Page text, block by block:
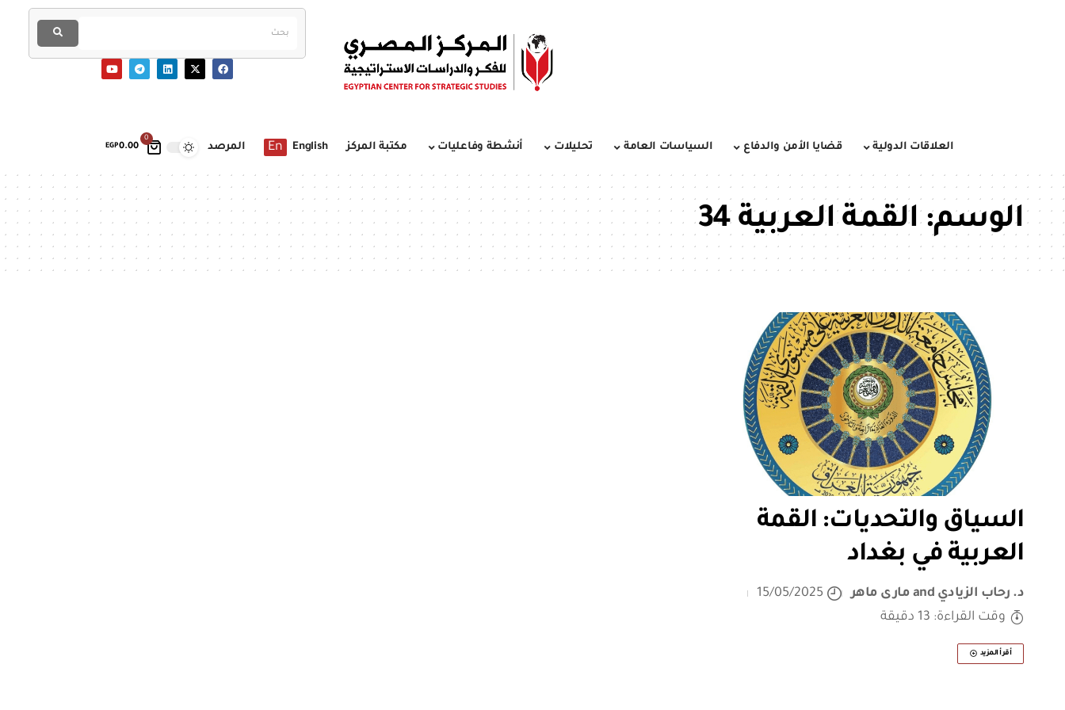
0
EGP0.00 العلاقات الدولية قضايا الأمن والدفاع السياسات العامة تحليلات أنشطة وفاعليات مكتبة المركز English
En المرصد
الوسم:القمة العربية 34
السياق والتحديات: القمة
العربية في بغداد
د. رحاب الزيادي مارى ماهر
15/05/2025
وقت القراءة: 13 دقيقة
أقرأ المزيد